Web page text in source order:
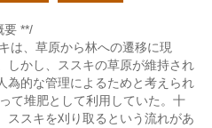
要 **/
は、草原から林への遷移に現
しかし、ススキの草原が維持され
為的な管理によるためと考えられ
て堆肥として利用していた。十
ススキを刈り取るという流れがあ